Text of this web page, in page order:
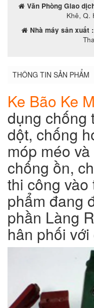
Văn Phòng Giao
Khê, Q.
Nhà máy sản xuất :
THÔNG TIN SẢN PHẨM
Ke Bão Ke
dụng chống
dột, chống
móp méo
chống ồn,
thi công
phẩm đang
phần Làng
hân phối